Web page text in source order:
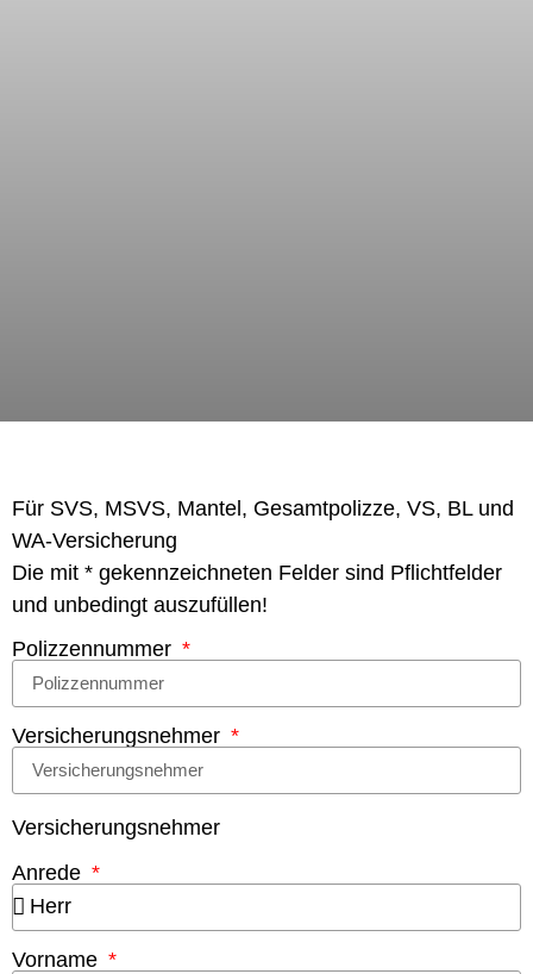
Für SVS, MSVS, Mantel, Gesamtpolizze, VS, BL und
WA-Versicherung
Die mit * gekennzeichneten Felder sind Pflichtfelder
und unbedingt auszufüllen!
Polizzennummer
Versicherungsnehmer
Versicherungsnehmer
Anrede
Vorname